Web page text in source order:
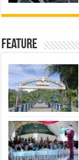
Feature